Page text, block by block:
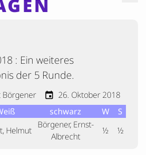
: Ein weiteres
der 5 Runde.
Börgener event 26. Oktober 2018
schwarz W
S
Helmut
Börgener, Ernst-
Albrecht
½ ½